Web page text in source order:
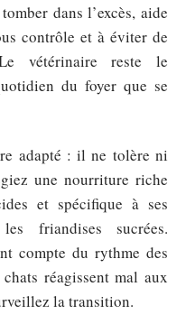
dans l’excès, aide
contrôle et à éviter de
vétérinaire reste le
du foyer que se
adapté : il ne tolère ni
une nourriture riche
et spécifique à ses
friandises sucrées.
compte du rythme des
réagissent mal aux
la transition.